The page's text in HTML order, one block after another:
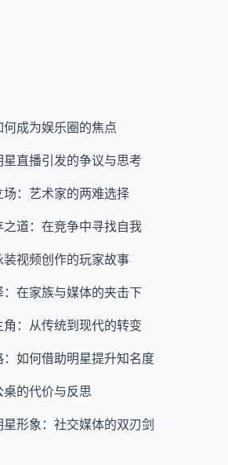
成为娱乐圈的焦点
星直播引发的争议与思考
：艺术家的两难选择
道：在竞争中寻找自我
装视频创作的玩家故事
在家族与媒体的夹击下
角：从传统到现代的转变
：如何借助明星提升知名度
的代价与反思
形象：社交媒体的双刃剑